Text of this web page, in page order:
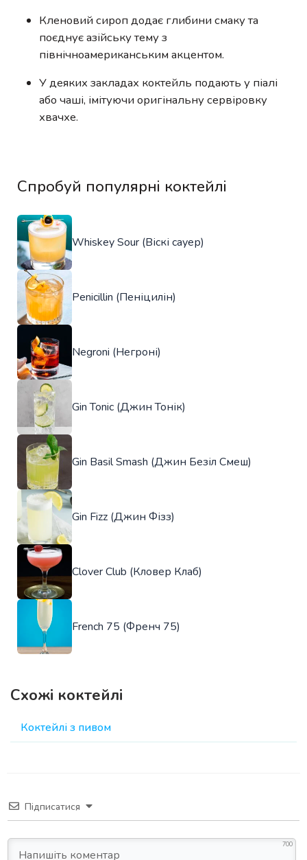
Кленовий сироп додає глибини смаку та
поєднує азійську тему з
північноамериканським акцентом.
У деяких закладах коктейль подають у піалі
або чаші, імітуючи оригінальну сервіровку
хвачхе.
Спробуй популярні коктейлі
Whiskey Sour (Віскі сауер)
Penicillin (Пеніцилін)
Negroni (Негроні)
Gin Tonic (Джин Тонік)
Gin Basil Smash (Джин Безіл Смеш)
Gin Fizz (Джин Фізз)
Clover Club (Кловер Клаб)
French 75 (Френч 75)
Схожі коктейлі
Коктейлі з пивом
Підписатися
700